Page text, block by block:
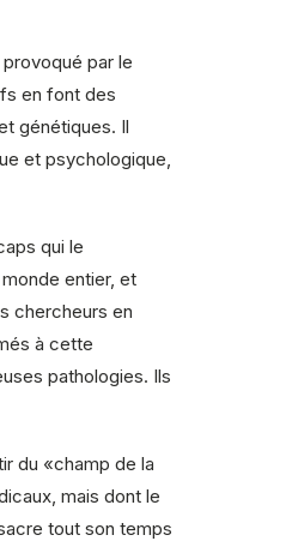
par le
en font des
génétiques. Il
et psychologique,
qui le
entier, et
chercheurs en
à cette
pathologies. Ils
du «champ de la
mais dont le
tout son temps